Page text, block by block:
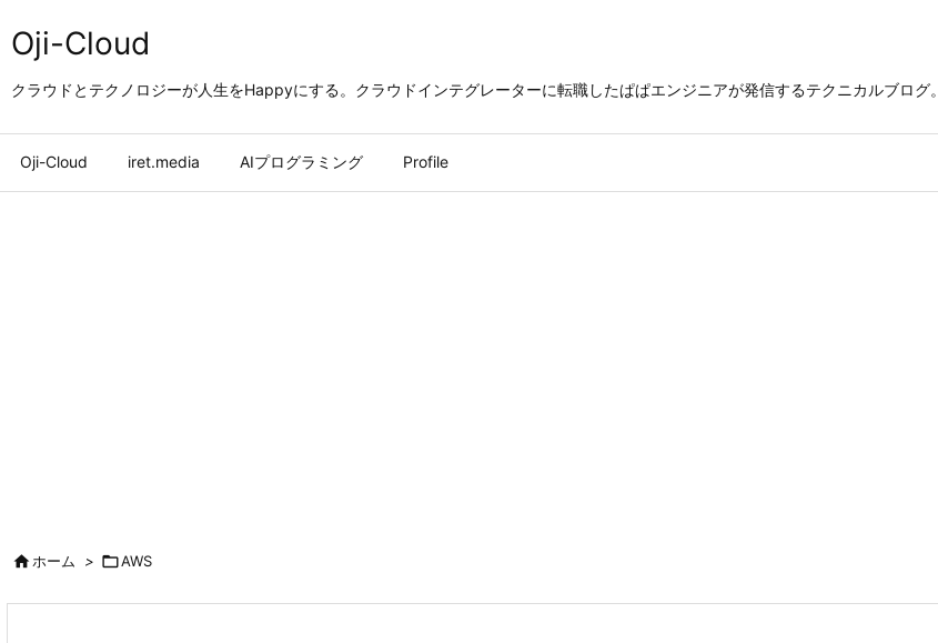
Oji-Cloud
クラウドとテクノロジーが人生をHappyにする。クラウドインテグレーターに転職したぱぱエンジニアが発信するテクニカルブログ。
Oji-Cloud iret.media AIプログラミング Profile
ホーム > AWS